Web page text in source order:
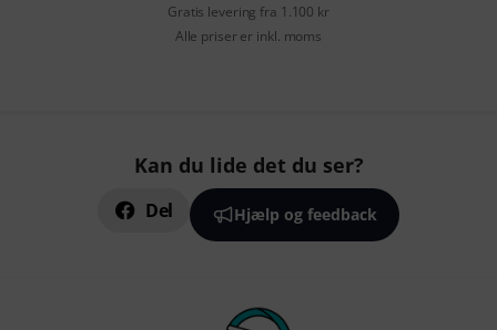
Gratis levering fra 1.100 kr
Alle priser er inkl. moms
Kan du lide det du ser?
Del Hjælp og feedback